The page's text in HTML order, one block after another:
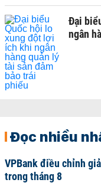
Đại
ngân
Đọc nhiều
VPBank điều chỉnh
trong tháng 8